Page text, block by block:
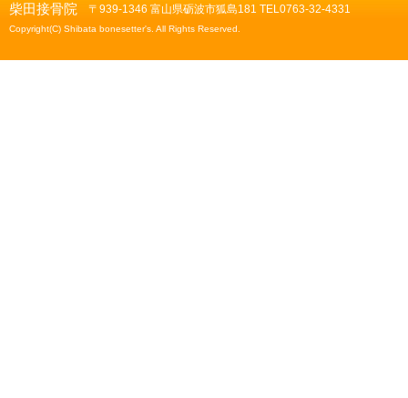
柴田接骨院 〒939-1346 富山県砺波市狐島181 TEL0763-32-4331
Copyright(C) Shibata bonesetter's. All Rights Reserved.